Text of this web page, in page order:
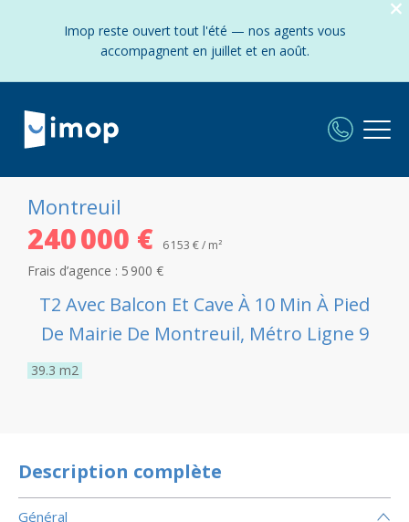
Imop reste ouvert tout l'été — nos agents vous
accompagnent en juillet et en août.
Montreuil
240 000 € 6 153 € / m²
Frais d’agence : 5 900 €
T2 Avec Balcon Et Cave À 10 Min À Pied
De Mairie De Montreuil, Métro Ligne 9
39.3 m2
Description complète
Général